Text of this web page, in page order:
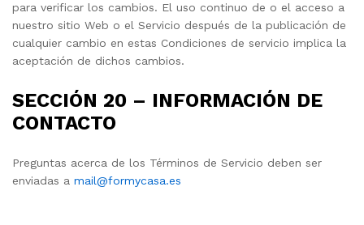
para verificar los cambios. El uso continuo de o el acceso a
nuestro sitio Web o el Servicio después de la publicación de
cualquier cambio en estas Condiciones de servicio implica la
aceptación de dichos cambios.
SECCIÓN 20 – INFORMACIÓN DE
CONTACTO
Preguntas acerca de los Términos de Servicio deben ser
enviadas a mail@formycasa.es